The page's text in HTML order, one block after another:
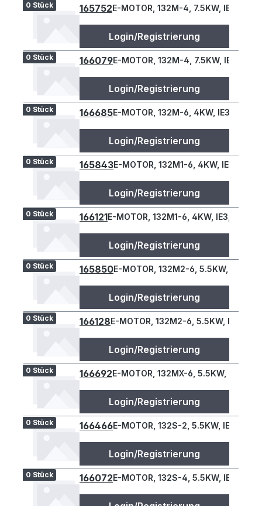
0 Stück 165752E-MOTOR, 132M-4, 7.5KW, IE3, B34L
Login/Registrierung
0 Stück 166079E-MOTOR, 132M-4, 7.5KW, IE3, B34L
Login/Registrierung
0 Stück 166685E-MOTOR, 132M-6, 4KW, IE3, B34L
Login/Registrierung
0 Stück 165843E-MOTOR, 132M1-6, 4KW, IE3, B34L
Login/Registrierung
0 Stück 166121E-MOTOR, 132M1-6, 4KW, IE3, B34L
Login/Registrierung
0 Stück 165850E-MOTOR, 132M2-6, 5.5KW, IE3,
Login/Registrierung
0 Stück 166128E-MOTOR, 132M2-6, 5.5KW, IE3,
Login/Registrierung
0 Stück 166692E-MOTOR, 132MX-6, 5.5KW, IE3,
Login/Registrierung
0 Stück 166466E-MOTOR, 132S-2, 5.5KW, IE3, B34L
Login/Registrierung
0 Stück 166072E-MOTOR, 132S-4, 5.5KW, IE3, B34L